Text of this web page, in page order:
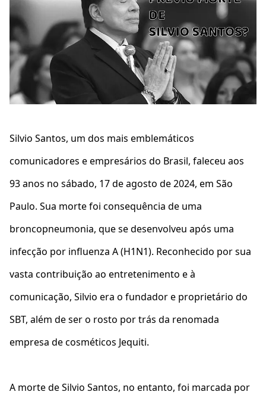
Silvio Santos, um dos mais emblemáticos
comunicadores e empresários do Brasil, faleceu aos
93 anos no sábado, 17 de agosto de 2024, em São
Paulo. Sua morte foi consequência de uma
broncopneumonia, que se desenvolveu após uma
infecção por influenza A (H1N1). Reconhecido por sua
vasta contribuição ao entretenimento e à
comunicação, Silvio era o fundador e proprietário do
SBT, além de ser o rosto por trás da renomada
empresa de cosméticos Jequiti.
A morte de Silvio Santos, no entanto, foi marcada por